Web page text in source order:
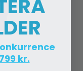
kr.